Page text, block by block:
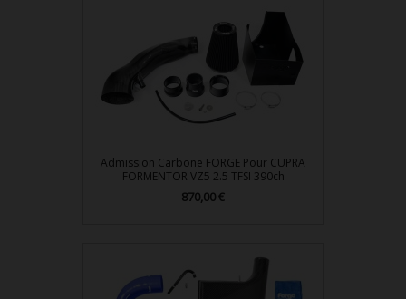
Admission Carbone FORGE Pour CUPRA
FORMENTOR VZ5 2.5 TFSI 390ch
Prix
870,00 €